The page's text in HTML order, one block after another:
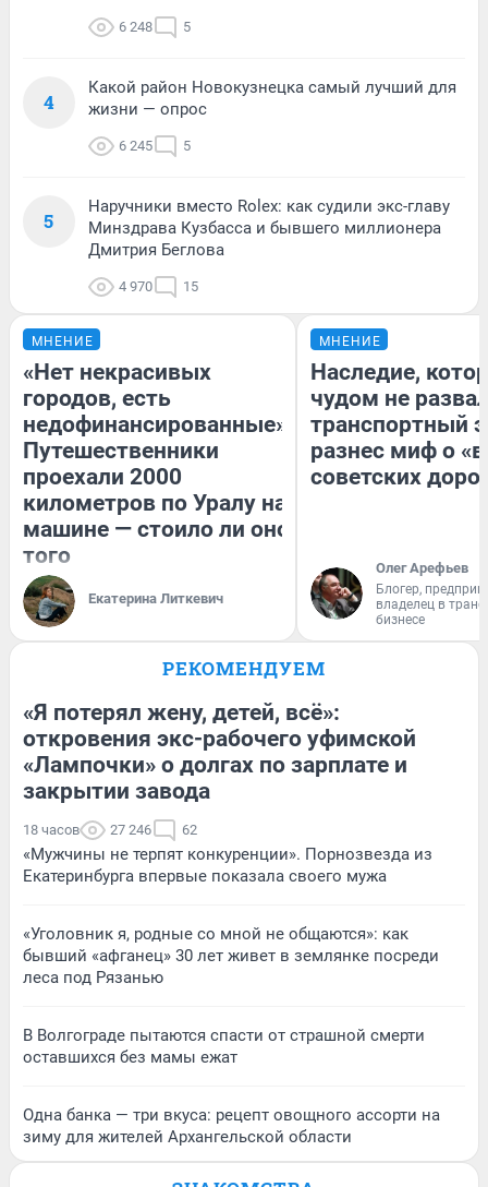
6 248 5
4
Какой район Новокузнецка самый лучший для
жизни — опрос
6 245 5
5
Наручники вместо Rolex: как судили экс-главу
Минздрава Кузбасса и бывшего миллионера
Дмитрия Беглова
4 970 15
МНЕНИЕ
«Нет некрасивых
городов, есть
недофинансированные».
Путешественники
проехали 2000
километров по Уралу на
машине — стоило ли оно
того
Екатерина Литкевич
МНЕНИЕ
Наследие,
чудом не
транспортный
разнес миф о
советских
Олег Арефьев
Блогер,
владелец в
бизнесе
РЕКОМЕНДУЕМ
«Я потерял жену, детей, всё»:
откровения экс-рабочего уфимской
«Лампочки» о долгах по зарплате и
закрытии завода
18 часов 27 246 62
«Мужчины не терпят конкуренции». Порнозвезда из
Екатеринбурга впервые показала своего мужа
«Уголовник я, родные со мной не общаются»: как
бывший «афганец» 30 лет живет в землянке посреди
леса под Рязанью
В Волгограде пытаются спасти от страшной смерти
оставшихся без мамы ежат
Одна банка — три вкуса: рецепт овощного ассорти на
зиму для жителей Архангельской области